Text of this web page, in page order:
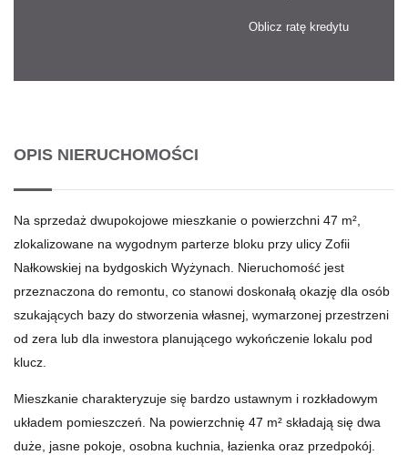
Oblicz ratę kredytu
OPIS NIERUCHOMOŚCI
Na sprzedaż dwupokojowe mieszkanie o powierzchni 47 m²,
zlokalizowane na wygodnym parterze bloku przy ulicy Zofii
Nałkowskiej na bydgoskich Wyżynach. Nieruchomość jest
przeznaczona do remontu, co stanowi doskonałą okazję dla osób
szukających bazy do stworzenia własnej, wymarzonej przestrzeni
od zera lub dla inwestora planującego wykończenie lokalu pod
klucz.
Mieszkanie charakteryzuje się bardzo ustawnym i rozkładowym
układem pomieszczeń. Na powierzchnię 47 m² składają się dwa
duże, jasne pokoje, osobna kuchnia, łazienka oraz przedpokój.